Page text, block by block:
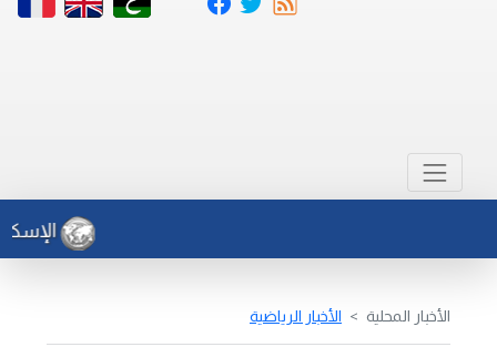
الإسكان : 150 ألف دينار لدعم الشباب والتقسيط
الأخبار المحلية الأخبار الرياضية